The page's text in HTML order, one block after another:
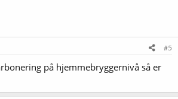
#5
på hjemmebryggernivå så er